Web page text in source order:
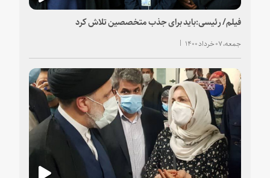
فیلم/ رئیسی:باید برای جذب متخصصین تلاش کرد
جمعه، ۰۷ خرداد ۱۴۰۰